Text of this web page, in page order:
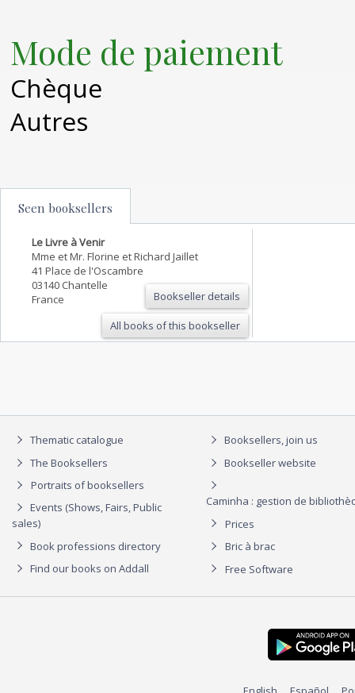
Mode de paiement
Chèque
Autres
Seen booksellers
Le Livre à Venir
Mme et Mr. Florine et Richard Jaillet
41 Place de l'Oscambre
03140 Chantelle
France
Bookseller details
All books of this bookseller
Thematic catalogue
The Booksellers
Portraits of booksellers
Events (Shows, Fairs, Public
sales)
Book professions directory
Find our books on Addall
Booksellers, join us
Bookseller website
Caminha : gestion de
Prices
Bric à brac
Free Software